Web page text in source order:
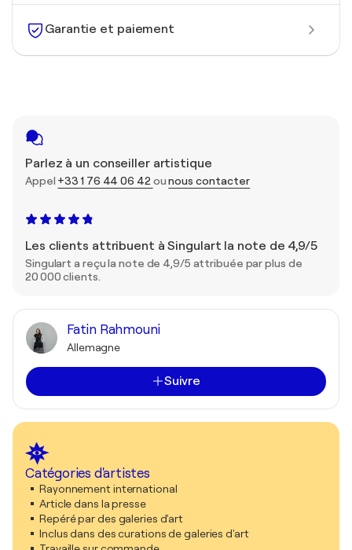
Garantie et paiement
Parlez à un conseiller artistique
Appel +33 1 76 44 06 42 ounous contacter
Les clients attribuent à Singulart la note de 4,9/5
Singulart a reçu la note de 4,9/5 attribuée par plus de
20 000 clients.
Fatin Rahmouni
Allemagne
Suivre
Catégories d'artistes
Rayonnement international
Article dans la presse
Repéré par des galeries d'art
Inclus dans des curations de galeries d'art